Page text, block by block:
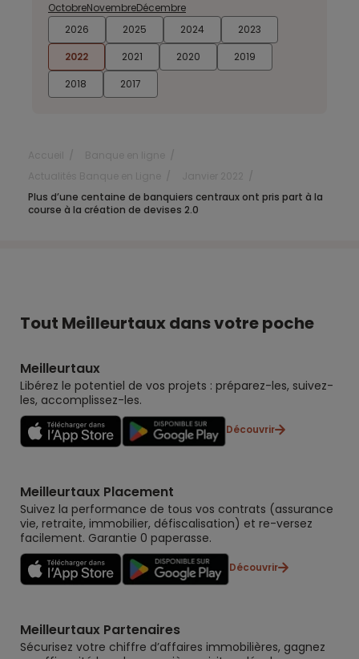
2026 2025 2024
2023
2022
2021 2020
2019
2018
2017
OctobreNovembreDécembre
Plus d’une centaine de banquiers centraux ont pris part à la
course à la création de devises 2.0
Tout Meilleurtaux dans votre poche
Meilleurtaux
Libérez le potentiel de vos projets : préparez-les, suivez-
les, accomplissez-les.
Découvrir
Meilleurtaux Placement
Suivez la performance de tous vos contrats (assurance
vie, retraite, immobilier, défiscalisation) et re-versez
facilement. Garantie 0 paperasse.
Découvrir
Meilleurtaux Partenaires
Sécurisez votre chiffre d’affaires immobilières, gagnez